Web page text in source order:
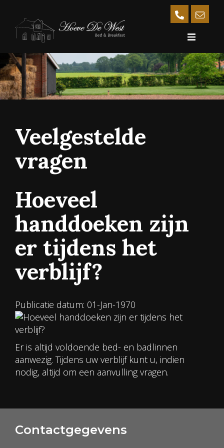
Veelgestelde
vragen
Hoeveel
handdoeken zijn
er tijdens het
verblijf?
Publicatie datum: 01-Jan-1970
Er is altijd voldoende bed- en badlinnen
aanwezig. Tijdens uw verblijf kunt u, indien
nodig, altijd om een aanvulling vragen.
Contactgegevens